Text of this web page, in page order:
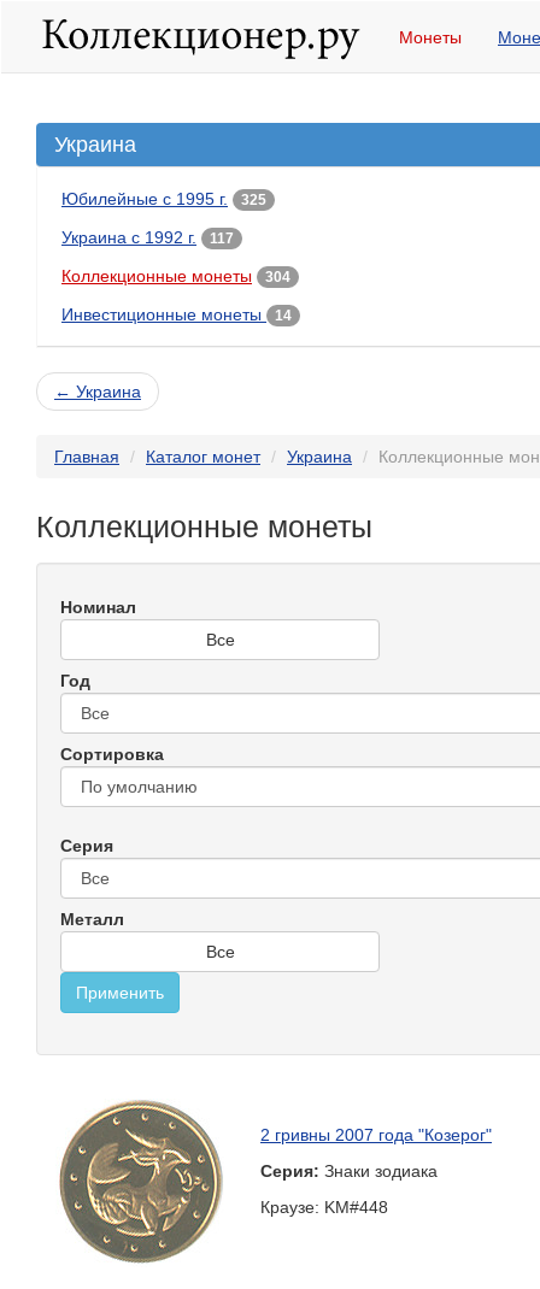
Монеты
Украина
Юбилейные с 1995 г. 325
Украина с 1992 г. 117
Коллекционные монеты 304
Инвестиционные монеты 14
← Украина
Главная Каталог монет Украина Коллекционные
Коллекционные монеты
Номинал
Все
Год
Сортировка
Серия
Металл
Все
2 гривны 2007 года "Козерог"
Серия: Знаки зодиака
Краузе: KM#448